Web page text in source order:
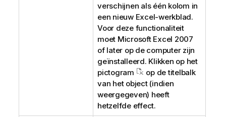
verschijnen als één kolom in
een nieuw Excel-werkblad.
Voor deze functionaliteit
moet Microsoft Excel 2007
of later op de computer zijn
geïnstalleerd. Klikken op het
pictogram
op de titelbalk
van het object (indien
weergegeven) heeft
hetzelfde effect.